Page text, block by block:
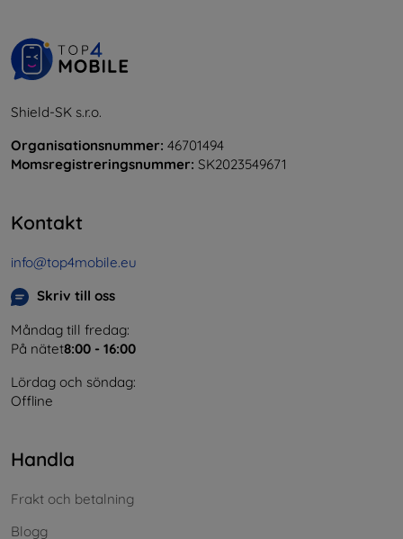
Shield-SK s.r.o.
Organisationsnummer: 46701494
Momsregistreringsnummer: SK2023549671
Kontakt
info@top4mobile.eu
Skriv till oss
Måndag till fredag:
På nätet8:00 - 16:00
Lördag och söndag:
Offline
Handla
Frakt och betalning
Blogg